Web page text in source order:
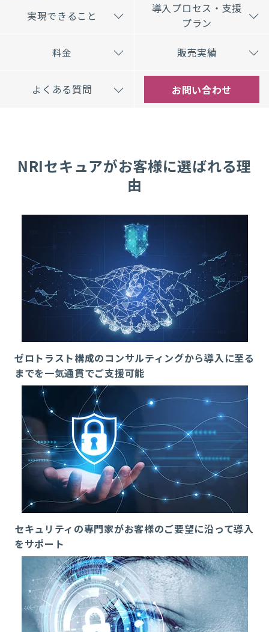
実現できること
導入プロセス・支援
プラン
料金 販売実績
よくある質問 お問い合わせ
NRIセキュアがお客様に選ばれる理
由
ゼロトラスト構成のコンサルティングから導入に至る
までを一気通貫でご支援可能
セキュリティの専門家がお客様のご要望に沿って導入
をサポート